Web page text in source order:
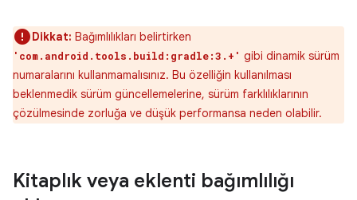
Dikkat: Bağımlılıkları belirtirken
'com.android.tools.build:gradle:3.+' gibi dinamik sürüm
numaralarını kullanmamalısınız. Bu özelliğin kullanılması
beklenmedik sürüm güncellemelerine, sürüm farklılıklarının
çözülmesinde zorluğa ve düşük performansa neden olabilir.
Kitaplık veya eklenti bağımlılığı